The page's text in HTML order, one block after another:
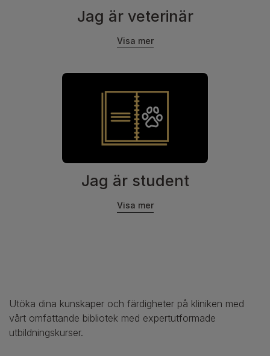
Jag är veterinär
Visa mer
Jag är student
Visa mer
Utöka dina kunskaper och färdigheter på kliniken med
vårt omfattande bibliotek med expertutformade
utbildningskurser.